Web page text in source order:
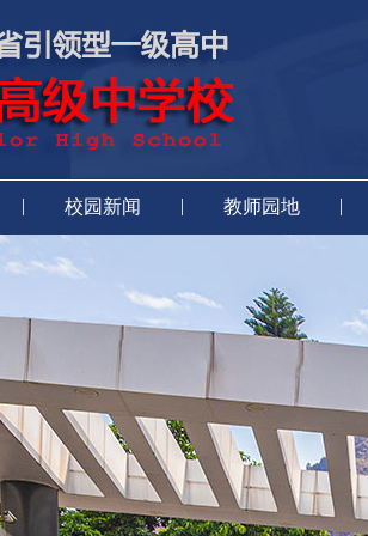
| 校园新闻 | 教师园地 |